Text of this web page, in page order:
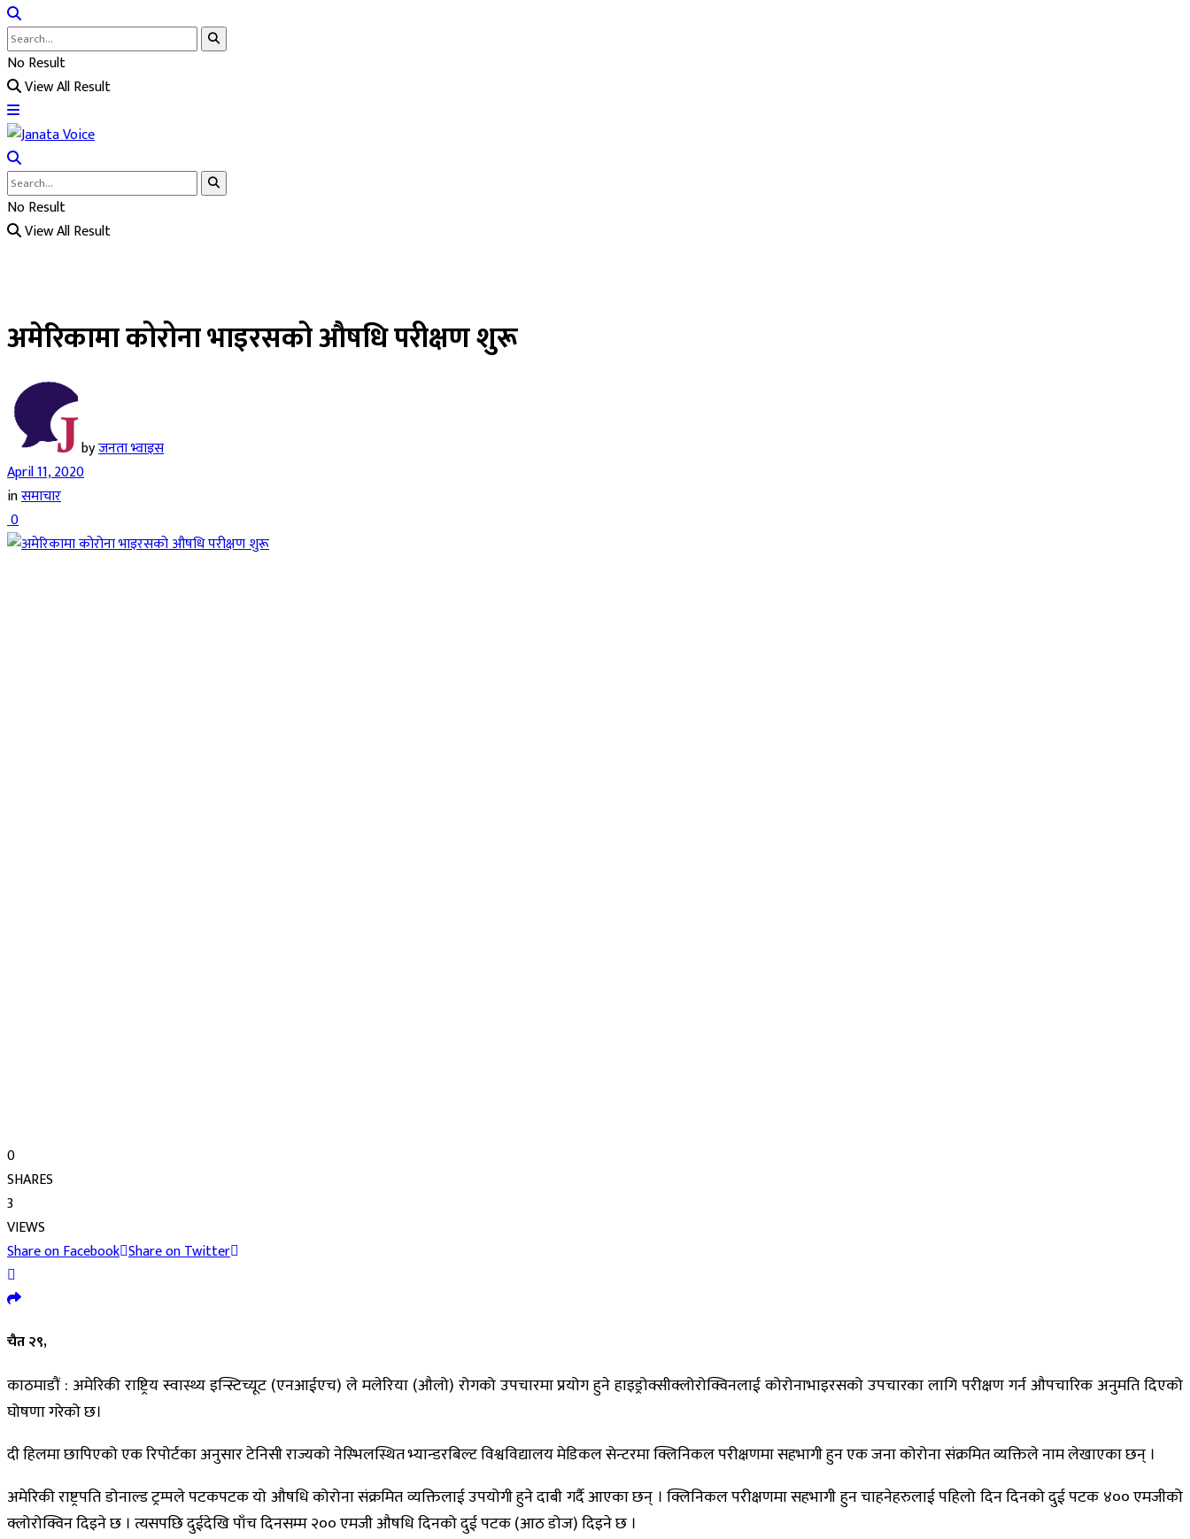
No Result
View All Result
No Result
View All Result
अमेरिकामा कोरोना भाइरसको औषधि परीक्षण शुरू
byजनता भ्वाइस
April 11, 2020
inसमाचार
0
0
SHARES
3
VIEWS
Share on Facebook Share on Twitter
चैत २९,
काठमाडौं : अमेरिकी राष्ट्रिय स्वास्थ्य इन्स्टिच्यूट (एनआईएच) ले मलेरिया (औलो) रोगको उपचारमा प्रयोग हुने हाइड्रोक्सीक्लोरोक्विनलाई कोरोनाभाइरसको उपचारका लागि परीक्षण गर्न औपचारिक अनुमति दिएको
घोषणा गरेको छ।
दी हिलमा छापिएको एक रिपोर्टका अनुसार टेनिसी राज्यको नेस्भिलस्थित भ्यान्डरबिल्ट विश्वविद्यालय मेडिकल सेन्टरमा क्लिनिकल परीक्षणमा सहभागी हुन एक जना कोरोना संक्रमित व्यक्तिले नाम लेखाएका छन् ।
अमेरिकी राष्ट्रपति डोनाल्ड ट्रम्पले पटकपटक यो औषधि कोरोना संक्रमित व्यक्तिलाई उपयोगी हुने दाबी गर्दै आएका छन् । क्लिनिकल परीक्षणमा सहभागी हुन चाहनेहरुलाई पहिलो दिन दिनको दुई पटक ४०० एमजीको
क्लोरोक्विन दिइने छ । त्यसपछि दुईदेखि पाँच दिनसम्म २०० एमजी औषधि दिनको दुई पटक (आठ डोज) दिइने छ ।